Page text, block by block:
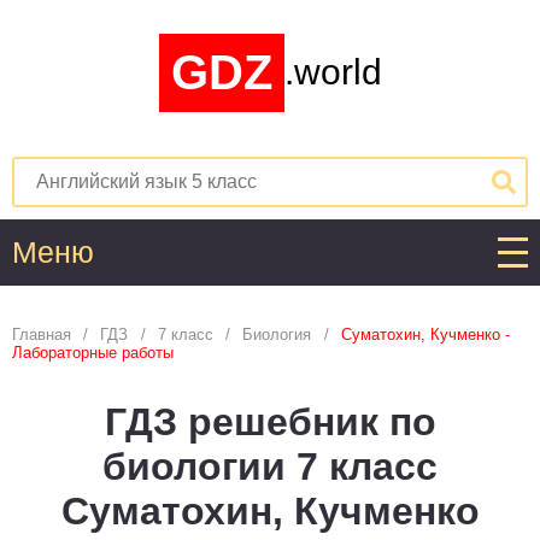
GDZ .world
Меню
1
2 3 4
Английский язык
3 4 5 6 7 8 9 10
Астрономия
Главная ГДЗ 7 класс Биология
Суматохин, Кучменко -
Лабораторные работы
ГДЗ решебник по
биологии 7 класс
Суматохин, Кучменко